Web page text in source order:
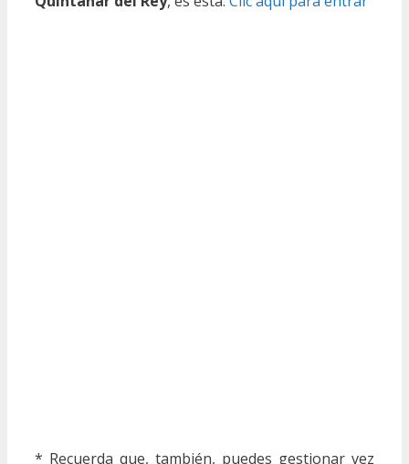
* Recuerda que, también, puedes gestionar vez